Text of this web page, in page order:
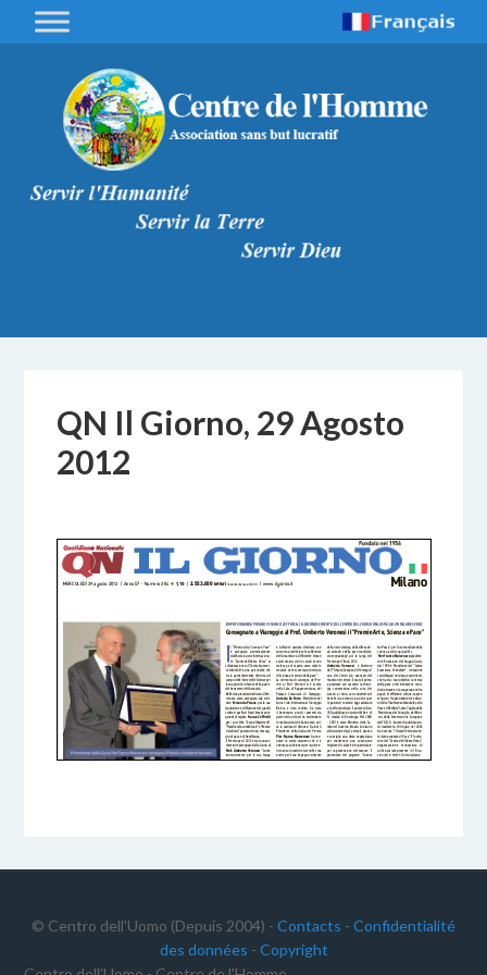
QN Il Giorno, 29 Agosto
2012
© Centro dell'Uomo (Depuis 2004) - Contacts - Confidentialité
des données - Copyright